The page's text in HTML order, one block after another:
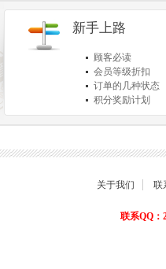
新手上路
顾客必读
会员等级折扣
订单的几种状态
积分奖励计划
商品退货保障
关于我们 联
联系QQ：